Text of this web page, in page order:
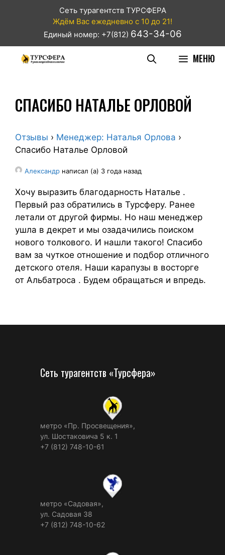
Сеть турагентств ТУРСФЕРА
Ждём Вас ежедневно с 10 до 21!
Единый номер: +7(812) 643-34-06
МЕНЮ
СПАСИБО НАТАЛЬЕ ОРЛОВОЙ
Отзывы › Менеджер: Наталья Орлова ›
Спасибо Наталье Орловой
Александр написал (а) 3 года назад
Хочу выразить благодарность Наталье .
Первый раз обратились в Турсферу. Ранее
летали от другой фирмы. Но наш менеджер
ушла в декрет и мы озадачились поиском
нового толкового. И нашли такого! Спасибо
вам за чуткое отношение и подбор отличного
детского отеля. Наши карапузы в восторге
от Альбатроса . Будем обращаться и впредь.
Сеть турагентств «Турсфера»
метро «Пр. Просвещения»,
ул. Шостаковича 5 к. 1
+7 (812) 748-10-61
метро «Садовая»,
ул. Садовая 38
+7 (812) 748-10-62